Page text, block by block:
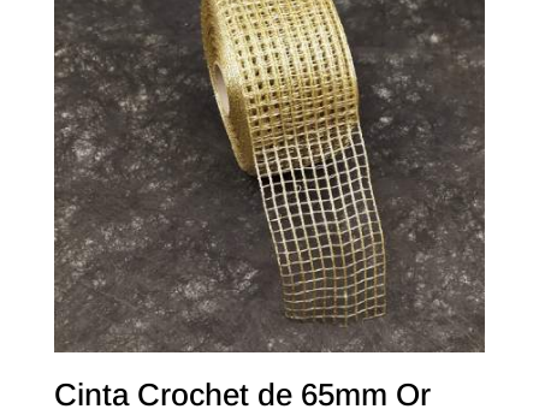
Cinta Crochet de 65mm Or